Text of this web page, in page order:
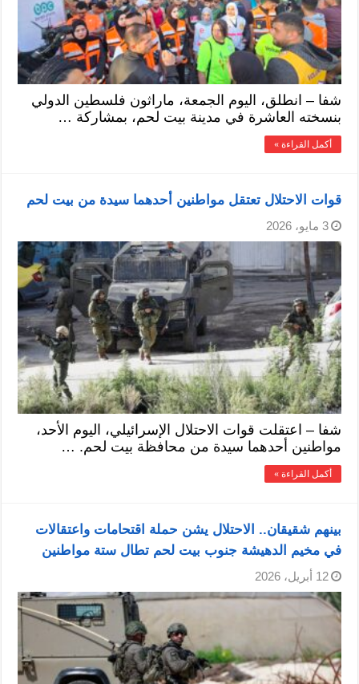
شفا – انطلق، اليوم الجمعة، ماراثون فلسطين الدولي
بنسخته العاشرة في مدينة بيت لحم، بمشاركة …
أكمل القراءة »
قوات الاحتلال تعتقل مواطنين أحدهما سيدة من بيت لحم
3 مايو، 2026
شفا – اعتقلت قوات الاحتلال الإسرائيلي، اليوم الأحد،
مواطنين أحدهما سيدة من محافظة بيت لحم. …
أكمل القراءة »
بينهم شقيقان.. الاحتلال يشن حملة اقتحامات واعتقالات
في مخيم الدهيشة جنوب بيت لحم تطال ستة مواطنين
12 أبريل، 2026